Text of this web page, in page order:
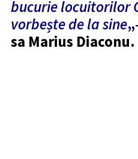
bucurie locuitorilor
vorbește de la sine„
sa Marius Diaconu.